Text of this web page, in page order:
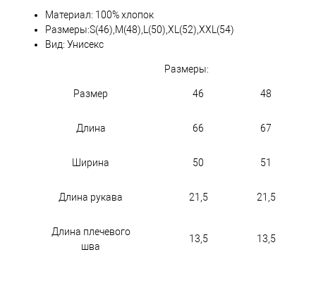
Материал: 100% хлопок
Размеры:S(46),M(48),L(50),XL(52),XXL(54)
Вид: Унисекс
Размеры:
Размер 46 48
Длина 66 67
Ширина 50 51
Длина рукава 21,5 21,5
Длина плечевого
шва
13,5 13,5